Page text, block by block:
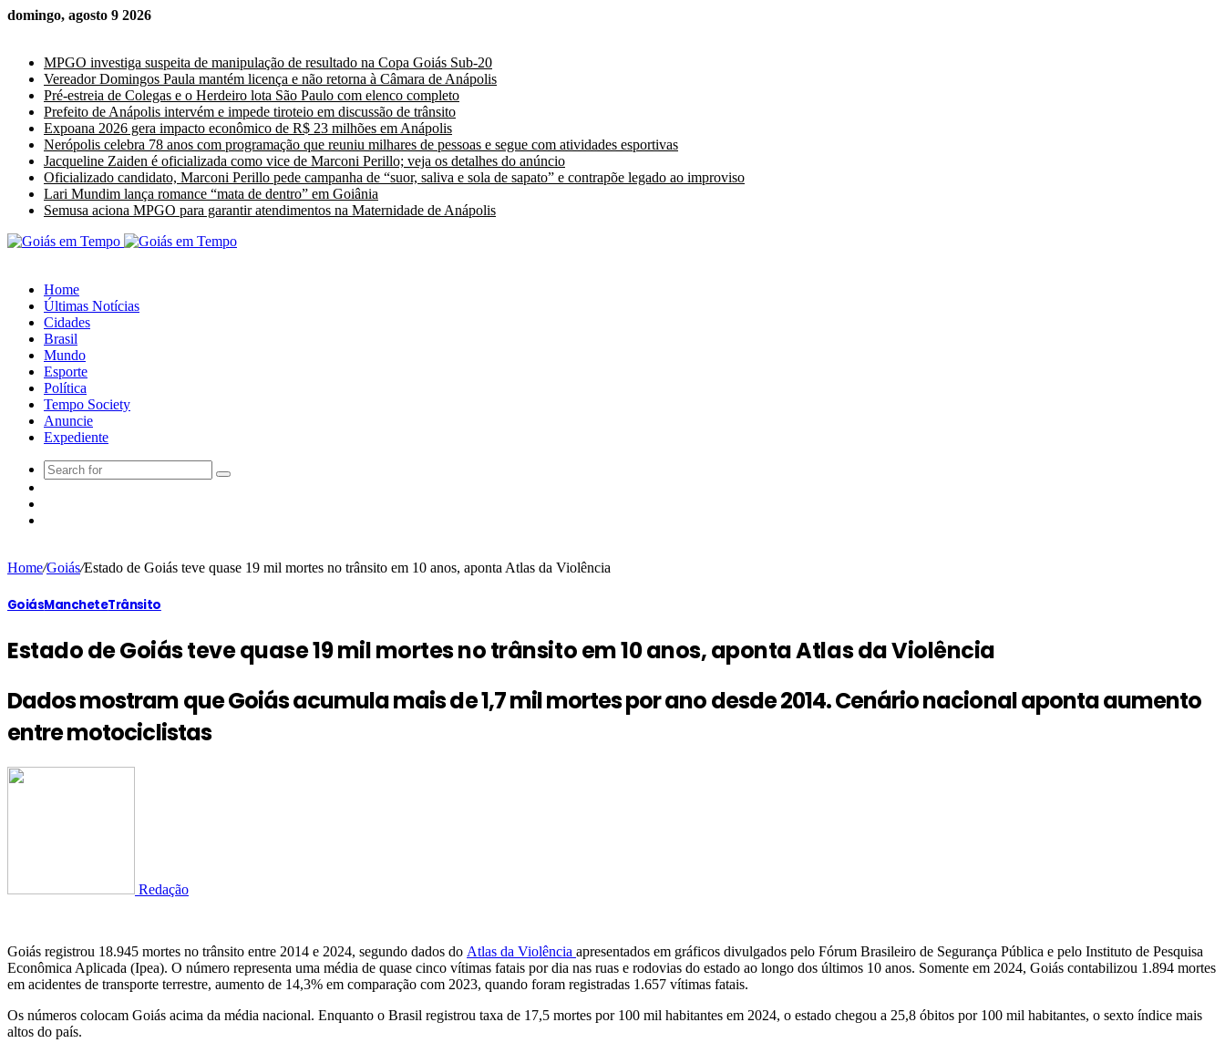
domingo, agosto 9 2026
MPGO investiga suspeita de manipulação de resultado na Copa Goiás Sub-20
Vereador Domingos Paula mantém licença e não retorna à Câmara de Anápolis
Pré-estreia de Colegas e o Herdeiro lota São Paulo com elenco completo
Prefeito de Anápolis intervém e impede tiroteio em discussão de trânsito
Expoana 2026 gera impacto econômico de R$ 23 milhões em Anápolis
Nerópolis celebra 78 anos com programação que reuniu milhares de pessoas e segue com atividades esportivas
Jacqueline Zaiden é oficializada como vice de Marconi Perillo; veja os detalhes do anúncio
Oficializado candidato, Marconi Perillo pede campanha de “suor, saliva e sola de sapato” e contrapõe legado ao improviso
Lari Mundim lança romance “mata de dentro” em Goiânia
Semusa aciona MPGO para garantir atendimentos na Maternidade de Anápolis
Home
Últimas Notícias
Cidades
Brasil
Mundo
Esporte
Política
Tempo Society
Anuncie
Expediente
Home/Goiás/Estado de Goiás teve quase 19 mil mortes no trânsito em 10 anos, aponta Atlas da Violência
GoiásMancheteTrânsito
Estado de Goiás teve quase 19 mil mortes no trânsito em 10 anos, aponta Atlas da Violência
Dados mostram que Goiás acumula mais de 1,7 mil mortes por ano desde 2014. Cenário nacional aponta aumento
entre motociclistas
Redação
Goiás registrou 18.945 mortes no trânsito entre 2014 e 2024, segundo dados do Atlas da Violência apresentados em gráficos divulgados pelo Fórum Brasileiro de Segurança Pública e pelo Instituto de Pesquisa
Econômica Aplicada (Ipea). O número representa uma média de quase cinco vítimas fatais por dia nas ruas e rodovias do estado ao longo dos últimos 10 anos. Somente em 2024, Goiás contabilizou 1.894 mortes
em acidentes de transporte terrestre, aumento de 14,3% em comparação com 2023, quando foram registradas 1.657 vítimas fatais.
Os números colocam Goiás acima da média nacional. Enquanto o Brasil registrou taxa de 17,5 mortes por 100 mil habitantes em 2024, o estado chegou a 25,8 óbitos por 100 mil habitantes, o sexto índice mais
altos do país.